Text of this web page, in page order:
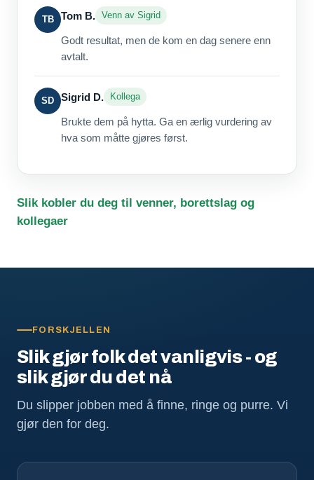
TB Tom B. Venn av Sigrid
Godt resultat, men de kom en dag senere enn
avtalt.
SD Sigrid D. Kollega
Brukte dem på hytta. Ga en ærlig vurdering av
hva som måtte gjøres først.
Slik kobler du deg til venner, borettslag og
kollegaer
FORSKJELLEN
Slik gjør folk det vanligvis - og
slik gjør du det nå
Du slipper jobben med å finne, ringe og purre. Vi
gjør den for deg.